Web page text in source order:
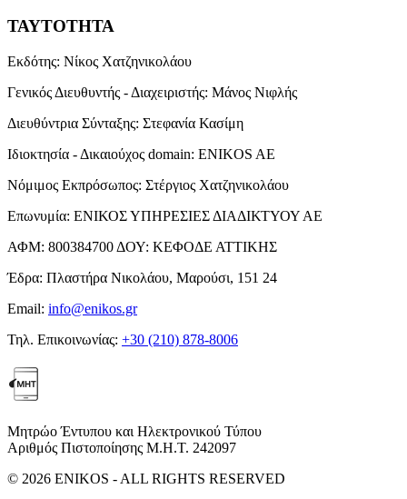
ΤΑΥΤΟΤΗΤΑ
Εκδότης: Νίκος Χατζηνικολάου
Γενικός Διευθυντής - Διαχειριστής: Μάνος Νιφλής
Διευθύντρια Σύνταξης: Στεφανία Κασίμη
Ιδιοκτησία - Δικαιούχος domain: ENIKOS AE
Νόμιμος Εκπρόσωπος: Στέργιος Χατζηνικολάου
Επωνυμία: ΕΝΙΚΟΣ ΥΠΗΡΕΣΙΕΣ ΔΙΑΔΙΚΤΥΟΥ ΑΕ
ΑΦΜ: 800384700 ΔΟΥ: ΚΕΦΟΔΕ ΑΤΤΙΚΗΣ
Έδρα: Πλαστήρα Νικολάου, Μαρούσι, 151 24
Email: info@enikos.gr
Τηλ. Επικοινωνίας: +30 (210) 878-8006
Μητρώο Έντυπου και Ηλεκτρονικού Τύπου
Αριθμός Πιστοποίησης Μ.Η.Τ. 242097
© 2026 ENIKOS - ALL RIGHTS RESERVED